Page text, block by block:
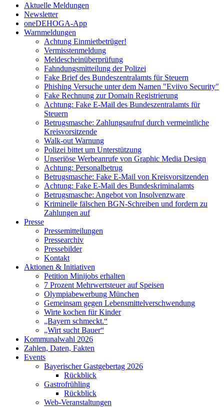
Aktuelle Meldungen
Newsletter
oneDEHOGA-App
Warnmeldungen
Achtung Einmietbetrüger!
Vermisstenmeldung
Meldescheinüberprüfung
Fahndungsmitteilung der Polizei
Fake Brief des Bundeszentralamts für Steuern
Phishing Versuche unter dem Namen "Eviivo Security"
Fake Rechnung zur Domain Registrierung
Achtung: Fake E-Mail des Bundeszentralamts für
Steuern
Betrugsmasche: Zahlungsaufruf durch vermeintliche
Kreisvorsitzende
Walk-out Warnung
Polizei bittet um Unterstützung
Unseriöse Werbeanrufe von Graphic Media Design
Achtung: Personalbetrug
Betrugsmasche: Fake E-Mail von Kreisvorsitzenden
Achtung: Fake E-Mail des Bundeskriminalamts
Betrugsmasche: Angebot von Insolvenzware
Kriminelle fälschen BGN-Schreiben und fordern zu
Zahlungen auf
Presse
Pressemitteilungen
Pressearchiv
Pressebilder
Kontakt
Aktionen & Initiativen
Petition Minijobs erhalten
7 Prozent Mehrwertsteuer auf Speisen
Olympiabewerbung München
Gemeinsam gegen Lebensmittelverschwendung
Wirte kochen für Kinder
„Bayern schmeckt.“
„Wirt sucht Bauer“
Kommunalwahl 2026
Zahlen, Daten, Fakten
Events
Bayerischer Gastgebertag 2026
Rückblick
Gastrofrühling
Rückblick
Web-Veranstaltungen